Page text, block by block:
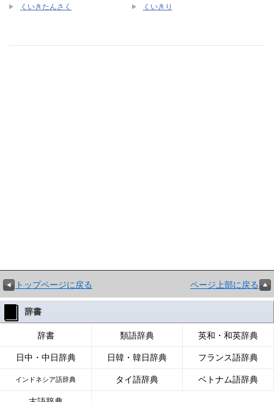
くいきたんさく くいきり
トップページに戻る ページ上部に戻る
辞書
辞書 類語辞典 英和・和英辞典
日中・中日辞典 日韓・韓日辞典 フランス語辞典
インドネシア語辞典 タイ語辞典 ベトナム語辞典